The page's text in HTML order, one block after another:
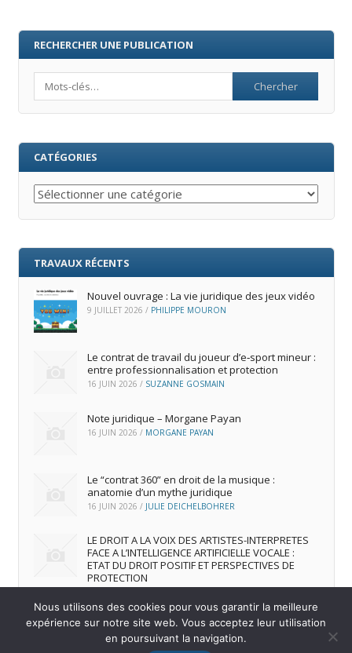
RECHERCHER UNE PUBLICATION
CATÉGORIES
Catégories
TRAVAUX RÉCENTS
Nouvel ouvrage : La vie juridique des jeux vidéo
9 JUILLET 2026 / PHILIPPE MOURON
Le contrat de travail du joueur d’e‑sport mineur :
entre professionnalisation et protection
16 JUIN 2026 / SUZANNE GOSMAIN
Note juridique – Morgane Payan
16 JUIN 2026 / MORGANE PAYAN
Le “contrat 360” en droit de la musique :
anatomie d’un mythe juridique
16 JUIN 2026 / JULIE DEICHELBOHRER
LE DROIT A LA VOIX DES ARTISTES-INTERPRETES
FACE A L’INTELLIGENCE ARTIFICIELLE VOCALE :
ETAT DU DROIT POSITIF ET PERSPECTIVES DE
PROTECTION
Nous utilisons des cookies pour vous garantir la meilleure
expérience sur notre site web. Vous acceptez leur utilisation
en poursuivant la navigation.